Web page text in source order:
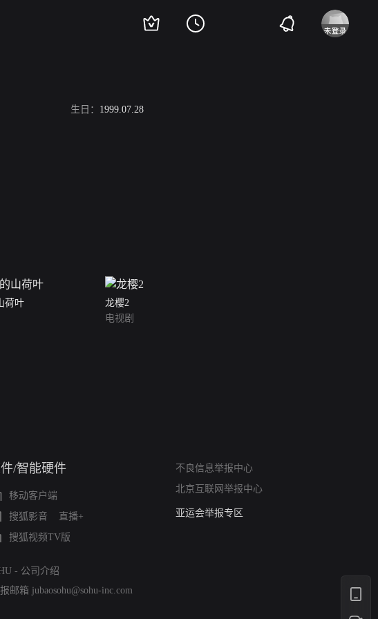
生日： 1999.07.28
荷叶
龙樱2
电视剧
/智能硬件
移动客户端
搜狐影音
直播+
搜狐视频TV版
不良信息举报中心
北京互联网举报中心
算法推荐专项举报
亚运会举报专区
- 公司介绍
邮箱 jubaosohu@sohu-inc.com